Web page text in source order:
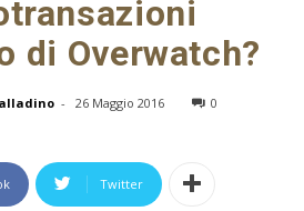
di Overwatch?
- 26 Maggio 2016 0
Twitter